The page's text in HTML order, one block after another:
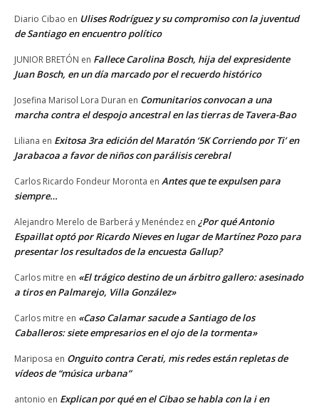
Diario Cibao en Ulises Rodríguez y su compromiso con la juventud
de Santiago en encuentro político
JUNIOR BRETÓN en Fallece Carolina Bosch, hija del expresidente
Juan Bosch, en un día marcado por el recuerdo histórico
Josefina Marisol Lora Duran en Comunitarios convocan a una
marcha contra el despojo ancestral en las tierras de Tavera-Bao
Liliana en Exitosa 3ra edición del Maratón ‘5K Corriendo por Ti’ en
Jarabacoa a favor de niños con parálisis cerebral
Carlos Ricardo Fondeur Moronta en Antes que te expulsen para
siempre…
Alejandro Merelo de Barberá y Menéndez en ¿Por qué Antonio
Espaillat optó por Ricardo Nieves en lugar de Martínez Pozo para
presentar los resultados de la encuesta Gallup?
Carlos mitre en «El trágico destino de un árbitro gallero: asesinado
a tiros en Palmarejo, Villa González»
Carlos mitre en «Caso Calamar sacude a Santiago de los
Caballeros: siete empresarios en el ojo de la tormenta»
Mariposa en Onguito contra Cerati, mis redes están repletas de
vídeos de “música urbana”
antonio en Explican por qué en el Cibao se habla con la i en